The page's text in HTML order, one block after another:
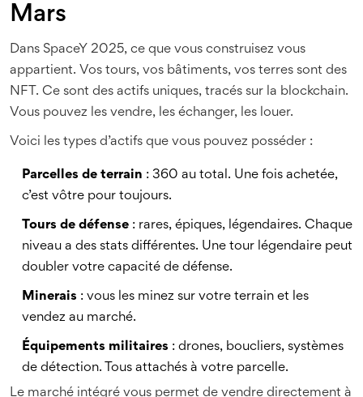
Mars
Dans SpaceY 2025, ce que vous construisez vous
appartient. Vos tours, vos bâtiments, vos terres sont des
NFT. Ce sont des actifs uniques, tracés sur la blockchain.
Vous pouvez les vendre, les échanger, les louer.
Voici les types d’actifs que vous pouvez posséder :
Parcelles de terrain : 360 au total. Une fois achetée,
c’est vôtre pour toujours.
Tours de défense : rares, épiques, légendaires. Chaque
niveau a des stats différentes. Une tour légendaire peut
doubler votre capacité de défense.
Minerais : vous les minez sur votre terrain et les
vendez au marché.
Équipements militaires : drones, boucliers, systèmes
de détection. Tous attachés à votre parcelle.
Le marché intégré vous permet de vendre directement à